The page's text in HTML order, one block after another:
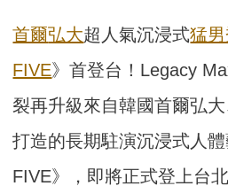
首爾弘大超人氣沉浸式猛
FIVE》首登台！Legacy
裂再升級來自韓國首爾弘
打造的長期駐演沉浸式人
FIVE》，即將正式登上台